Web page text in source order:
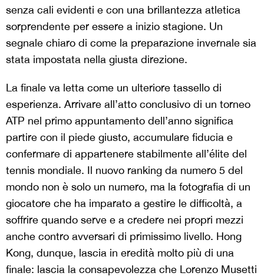
senza cali evidenti e con una brillantezza atletica
sorprendente per essere a inizio stagione. Un
segnale chiaro di come la preparazione invernale sia
stata impostata nella giusta direzione.
La finale va letta come un ulteriore tassello di
esperienza. Arrivare all’atto conclusivo di un torneo
ATP nel primo appuntamento dell’anno significa
partire con il piede giusto, accumulare fiducia e
confermare di appartenere stabilmente all’élite del
tennis mondiale. Il nuovo ranking da numero 5 del
mondo non è solo un numero, ma la fotografia di un
giocatore che ha imparato a gestire le difficoltà, a
soffrire quando serve e a credere nei propri mezzi
anche contro avversari di primissimo livello. Hong
Kong, dunque, lascia in eredità molto più di una
finale: lascia la consapevolezza che Lorenzo Musetti